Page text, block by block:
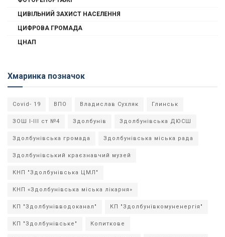
ЦИВІЛЬНИЙ ЗАХИСТ НАСЕЛЕННЯ
ЦИФРОВА ГРОМАДА
ЦНАП
Хмаринка позначок
Covid- 19 ВПО Владислав Сухляк Глинськ
ЗОШ І-ІІІ ст №4 Здолбунів Здолбунівська ДЮСШ
Здолбунівська громада Здолбунівська міська рада
Здолбунівський краєзнавчий музей
КНП "Здолбунівська ЦМЛ"
КНП «Здолбунівська міська лікарня»
КП "Здолбунівводоканал" КП "Здолбунівкомуненергія"
КП "Здолбунівське" Копиткове